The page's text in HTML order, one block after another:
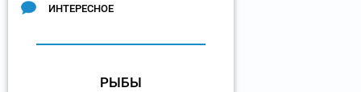
ИНТЕРЕСНОЕ
РЫБЫ